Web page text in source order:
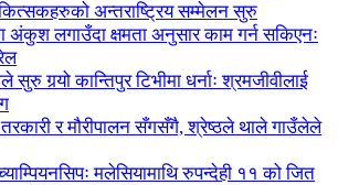
अन्तराष्ट्रिय सम्मेलन सुरु
अंकुश लगाउँदा क्षमता अनुसार काम गर्न सकिएनः
गर्‍यो कान्तिपुर टिभीमा धर्नाः श्रमजीवीलाई
तरकारी र मौरीपालन सँगसँगै, श्रेष्ठले थाले गाउँलेले
मलेसियामाथि रुपन्देही ११ को जित